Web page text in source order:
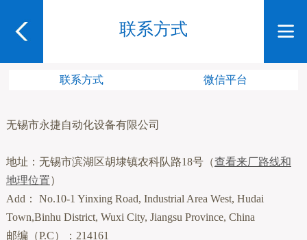
联系方式
联系方式 微信平台
无锡市永捷自动化设备有限公司
地址：无锡市滨湖区胡埭镇农科队路18号（查看来厂路线和
地理位置）
Add： No.10-1 Yinxing Road, Industrial Area West, Hudai
Town,Binhu District, Wuxi City, Jiangsu Province, China
邮编（P.C）：214161